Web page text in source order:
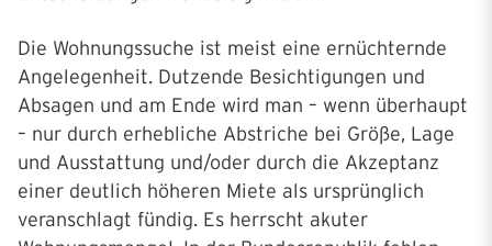
Die Wohnungssuche ist meist eine ernüchternde
Angelegenheit. Dutzende Besichtigungen und
Absagen und am Ende wird man – wenn überhaupt
– nur durch erhebliche Abstriche bei Größe, Lage
und Ausstattung und/oder durch die Akzeptanz
einer deutlich höheren Miete als ursprünglich
veranschlagt fündig. Es herrscht akuter